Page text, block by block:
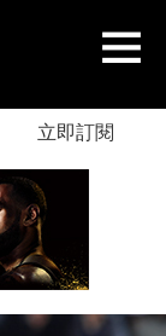
立即訂閱